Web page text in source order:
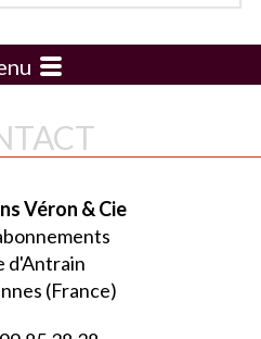
Véron & Cie
d'Antrain
(France)